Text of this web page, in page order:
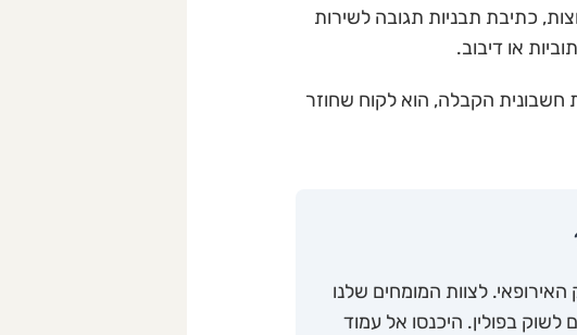
כתיבת תבניות תגובה לשירות
או דיבוב.
חשבונית הקבלה, הוא לקוח שחוזר
לצוות המומחים שלנו
בפולין. היכנסו אל עמוד